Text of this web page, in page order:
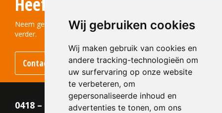
Wij gebruiken cookies
Wij maken gebruik van cookies en
andere tracking-technologieën om
uw surfervaring op onze website
te verbeteren, om
gepersonaliseerde inhoud en
advertenties te tonen, om ons
210x100x50
Structuur:
Kleur:
Geel
Neem gerust contact met ons op! We helpen u graag
verder.
Contact opnemen
0418 – 55 22 21